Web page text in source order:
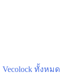
ทั้งหมด